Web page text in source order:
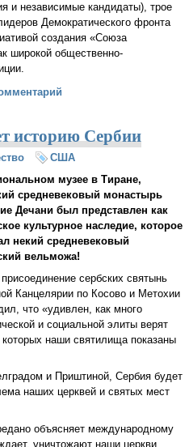
и независимые кандидаты), трое
Демократического фронта
создания «Союза
широкой общественно-
и тишина (Роман
историю Сербии
США
музее в Тиране,
средневековый монастырь
Дечани был представлен как
культурное наследие, которое
некий средневековый
вельможа!
сербских святынь
Канцелярии по Косово и Метохии
что «удивлен, как много
и социальной элиты верят
наши святилища показаны
и Приштиной, Сербия будет
наших церквей и святых мест
объясняет международному
уничтожают наши церкви